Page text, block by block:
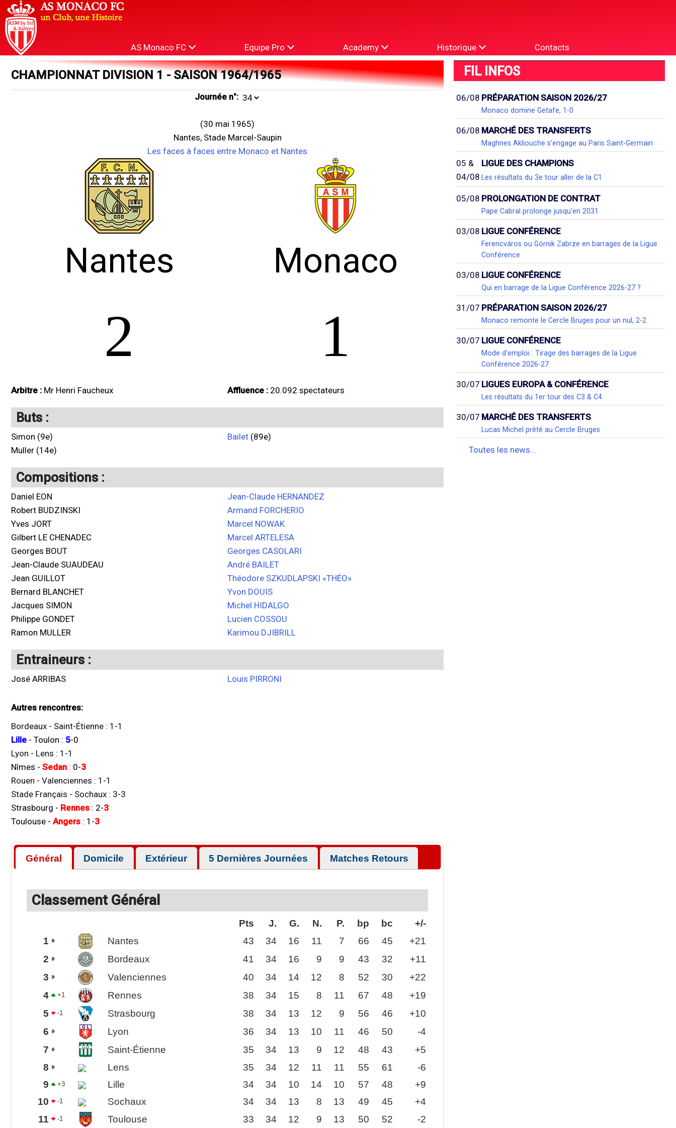
AS Monaco FC Equipe Pro Academy Historique Contacts
CHAMPIONNAT DIVISION 1 - SAISON 1964/1965
Journée n°:
(30 mai 1965)
Nantes, Stade Marcel-Saupin
Les faces à faces entre Monaco et Nantes
Nantes Monaco
2 1
Arbitre : Mr Henri Faucheux Affluence : 20.092 spectateurs
Buts :
Simon (9e)
Muller (14e)
Bailet (89e)
Compositions :
Daniel EON
Robert BUDZINSKI
Yves JORT
Gilbert LE CHENADEC
Georges BOUT
Jean-Claude SUAUDEAU
Jean GUILLOT
Bernard BLANCHET
Jacques SIMON
Philippe GONDET
Ramon MULLER
Jean-Claude HERNANDEZ
Armand FORCHERIO
Marcel NOWAK
Marcel ARTELESA
Georges CASOLARI
André BAILET
Théodore SZKUDLAPSKI «THÉO»
Yvon DOUIS
Michel HIDALGO
Lucien COSSOU
Karimou DJIBRILL
Entraineurs :
José ARRIBAS Louis PIRRONI
Autres rencontres:
Bordeaux - Saint-Étienne : 1 -1
Lille - Toulon : 5-0
Lyon - Lens : 1 -1
Nîmes - Sedan : 0-3
Rouen - Valenciennes : 1 -1
Stade Français - Sochaux : 3-3
Strasbourg - Rennes : 2-3
Toulouse - Angers : 1 -3
Général Domicile Extérieur 5 Dernières Journées Matches Retours
Classement Général
Pts J. G. N. P. bp bc
+/-
1
Nantes 43 34 16 11 7 66 45
+21
2
Bordeaux 41 34 16 9 9 43 32
+11
3
Valenciennes 40 34 14 12 8 52 30
+22
4
+1 Rennes 38 34 15 8 11 67 48
+19
5
-1 Strasbourg 38 34 13 12 9 56 46
+10
6
Lyon 36 34 13 10 11 46 50
-4
7
Saint-Étienne 35 34 13 9 12 48 43
+5
8
Lens 35 34 12 11 11 55 61
-6
9
+3 Lille 34 34 10 14 10 57 48
+9
10
-1 Sochaux 34 34 13 8 13 49 45
+4
11
-1 Toulouse 33 34 12 9 13 50 52 -2
FIL INFOS
06/08 PRÉPARATION SAISON 2026/27
Monaco domine Getafe, 1-0
06/08 MARCHÉ DES TRANSFERTS
Maghnes Akliouche s'engage au Paris Saint-Germain
05 &
04/08
LIGUE DES CHAMPIONS
Les résultats du 3e tour aller de la C1
05/08 PROLONGATION DE CONTRAT
Pape Cabral prolonge jusqu'en 2031
03/08 LIGUE CONFÉRENCE
Ferencváros ou Górnik Zabrze en barrages de la Ligue
Conférence
03/08 LIGUE CONFÉRENCE
Qui en barrage de la Ligue Conférence 2026-27 ?
31/07 PRÉPARATION SAISON 2026/27
Monaco remonte le Cercle Bruges pour un nul, 2-2
30/07 LIGUE CONFÉRENCE
Mode d'emploi : Tirage des barrages de la Ligue
Conférence 2026-27
30/07 LIGUES EUROPA & CONFÉRENCE
Les résultats du 1er tour des C3 & C4
30/07 MARCHÉ DES TRANSFERTS
Lucas Michel prêté au Cercle Bruges
Toutes les news...